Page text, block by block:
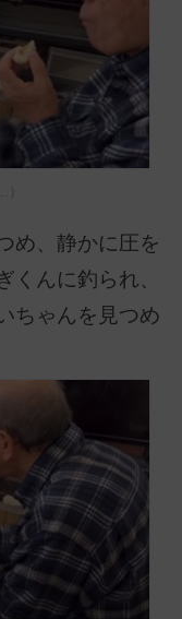
め、静かに圧を
くんに釣られ、
ちゃんを見つめ